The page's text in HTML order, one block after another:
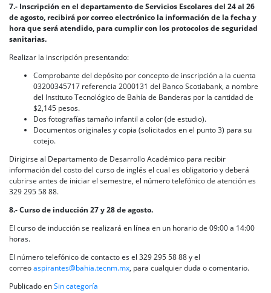
7.- Inscripción en el departamento de Servicios Escolares del 24 al 26
de agosto, recibirá por correo electrónico la información de la fecha y
hora que será atendido, para cumplir con los protocolos de seguridad
sanitarias.
Realizar la inscripción presentando:
Comprobante del depósito por concepto de inscripción a la cuenta
03200345717 referencia 2000131 del Banco Scotiabank, a nombre
del Instituto Tecnológico de Bahía de Banderas por la cantidad de
$2,145 pesos.
Dos fotografías tamaño infantil a color (de estudio).
Documentos originales y copia (solicitados en el punto 3) para su
cotejo.
Dirigirse al Departamento de Desarrollo Académico para recibir
información del costo del curso de inglés el cual es obligatorio y deberá
cubrirse antes de iniciar el semestre, el número telefónico de atención es
329 295 58 88.
8.- Curso de inducción 27 y 28 de agosto.
El curso de inducción se realizará en línea en un horario de 09:00 a 14:00
horas.
El número telefónico de contacto es el 329 295 58 88 y el
correoaspirantes@bahia.tecnm.mx, para cualquier duda o comentario.
Publicado enSin categoría